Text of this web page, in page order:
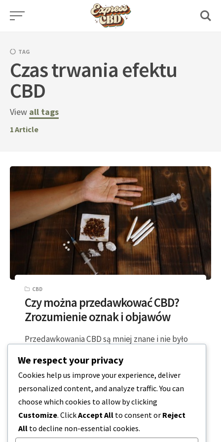
Skip
TAG
Czas trwania efektu
CBD
View all tags
1Article
CBD
Czy można przedawkować CBD?
Zrozumienie oznak i objawów
Przedawkowania CBD są mniej znane i nie było
wielu związków obecnych…
4 MINUTY CZYTANIA 2023-12-20
We respect your privacy
Cookies help us improve your experience, deliver
personalized content, and analyze traffic. You can
choose which cookies to allow by clicking
Customize. ClickAccept All to consent or Reject
All to decline non-essential cookies.